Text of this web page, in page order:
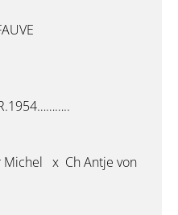
Michel x Ch Antje von